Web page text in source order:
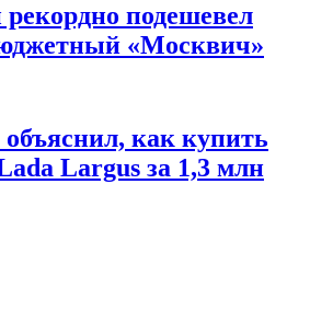
подешевел
«Москвич»
как купить
Largus за 1,3 млн